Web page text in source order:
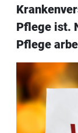
Pflege ist.
Pflege